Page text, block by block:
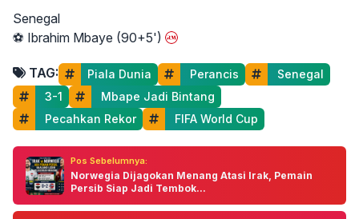
Senegal
⚽ Ibrahim Mbaye (90+5')
TAG: Piala Dunia Perancis
Senegal
3-1
Mbape Jadi Bintang
Pecahkan Rekor
FIFA World Cup
Pos Sebelumnya:
Norwegia Dijagokan Menang Atasi Irak, Pemain
Persib Siap Jadi Tembok...